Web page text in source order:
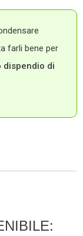
farli bene per
dispendio di